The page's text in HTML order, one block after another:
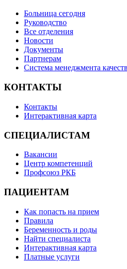
Больница сегодня
Руководство
Все отделения
Новости
Документы
Партнерам
Система менеджмента
КОНТАКТЫ
Контакты
Интерактивная карта
СПЕЦИАЛИСТАМ
Вакансии
Центр компетенций
Профсоюз РКБ
ПАЦИЕНТАМ
Как попасть на прием
Правила
Беременность и роды
Найти специалиста
Интерактивная карта
Платные услуги